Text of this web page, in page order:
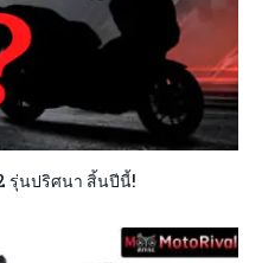
รุ่นปริศนา สิ้นปีนี้!